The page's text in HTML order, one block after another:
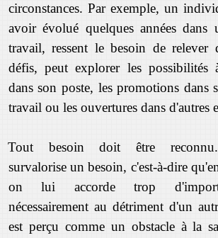
circonstances. Par exemple, un
avoir évolué quelques années
travail, ressent le besoin de relever
défis, peut explorer les possibilités
dans son poste, les promotions dans
travail ou les ouvertures dans d'autres
Tout besoin doit être
survalorise un besoin, c'est-à-dire
on lui accorde trop
nécessairement au détriment d'un
est perçu comme un obstacle à la